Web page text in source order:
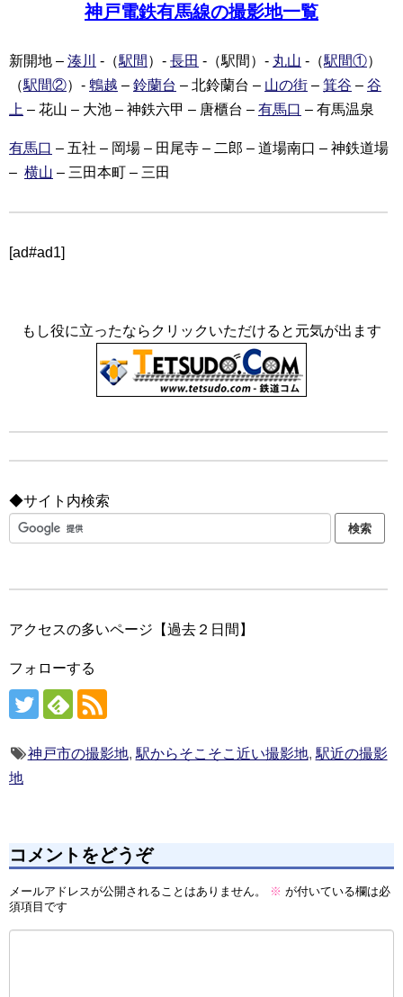
神戸電鉄有馬線の撮影地一覧
新開地 – 湊川 -（駅間 ）- 長田 -（駅間）- 丸山 -（駅間①）
（駅間②）- 鵯越 – 鈴蘭台 – 北鈴蘭台 – 山の街 – 箕谷 – 谷
上 – 花山 – 大池 – 神鉄六甲 – 唐櫃台 – 有馬口 – 有馬温泉
有馬口 – 五社 – 岡場 – 田尾寺 – 二郎 – 道場南口 – 神鉄道場
– 横山 – 三田本町 – 三田
[ad#ad1]
もし役に立ったならクリックいただけると元気が出ます
◆サイト内検索
アクセスの多いページ【過去２日間】
フォローする
神戸市の撮影地, 駅からそこそこ近い撮影地, 駅近の撮影
地
コメントをどうぞ
メールアドレスが公開されることはありません。 ※ が付いている欄は必
須項目です